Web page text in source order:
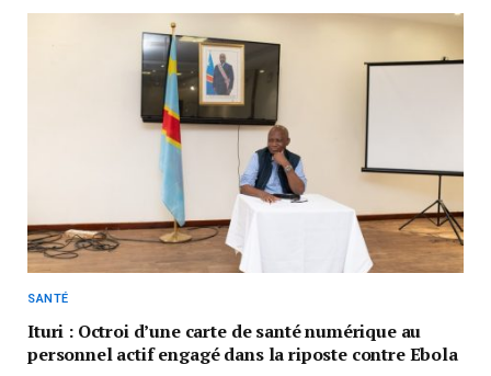
SANTÉ
Ituri : Octroi d’une carte de santé numérique au
personnel actif engagé dans la riposte contre Ebola